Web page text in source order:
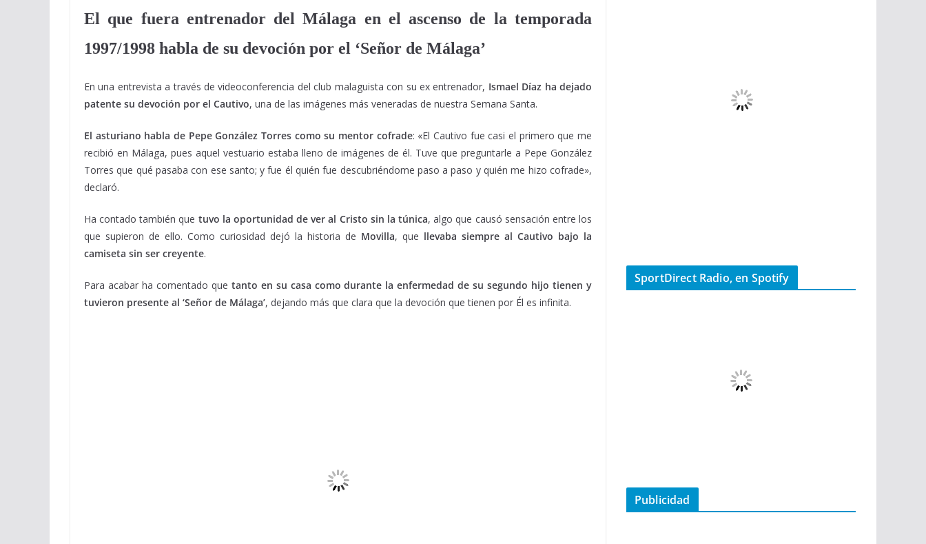
El que fuera entrenador del Málaga en el ascenso de la temporada
1997/1998 habla de su devoción por el ‘Señor de Málaga’
En una entrevista a través de videoconferencia del club malaguista con su ex entrenador, Ismael Díaz ha dejado
patente su devoción por el Cautivo, una de las imágenes más veneradas de nuestra Semana Santa.
El asturiano habla de Pepe González Torres como su mentor cofrade: «El Cautivo fue casi el primero que me
recibió en Málaga, pues aquel vestuario estaba lleno de imágenes de él. Tuve que preguntarle a Pepe González
Torres que qué pasaba con ese santo; y fue él quién fue descubriéndome paso a paso y quién me hizo cofrade»,
declaró.
Ha contado también que tuvo la oportunidad de ver al Cristo sin la túnica, algo que causó sensación entre los
que supieron de ello. Como curiosidad dejó la historia de Movilla, que llevaba siempre al Cautivo bajo la
camiseta sin ser creyente.
Para acabar ha comentado que tanto en su casa como durante la enfermedad de su segundo hijo tienen y
tuvieron presente al ‘Señor de Málaga’, dejando más que clara que la devoción que tienen por Él es infinita.
SportDirect Radio, en Spotify
Publicidad